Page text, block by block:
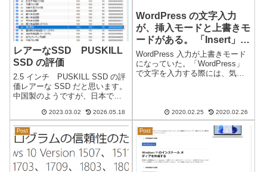
レアーなSSD PUSKILL
SSD の評価
2.5 インチ PUSKILL SSD の評
価レアーな SSD だと思います。
中国製のようですが、日本で購
ん。その SSD を某ショップが中
古PCに取り付けて販売をしてい
たので PUSKILL-SSD を使用し
て...
2023.03.02 2026.05.18
WordPress の文字入力
が、挿入モードと上書きモ
ードがある。 「Insert」キ
ーで切り替え
WordPress 入力が上書きモード
になっていた。「WordPress」
で文字を入力する際には、気づ
した文字が消えていくので、段
落ごとに入力のやり直しにな...
2020.02.25 2020.02.26
Post Post